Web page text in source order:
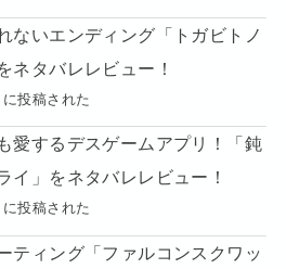
ないエンディング「トガビトノ
ネタバレレビュー！
投稿された
愛するデスゲームアプリ！「鈍
イ」をネタバレレビュー！
投稿された
ティング「ファルコンスクワッ